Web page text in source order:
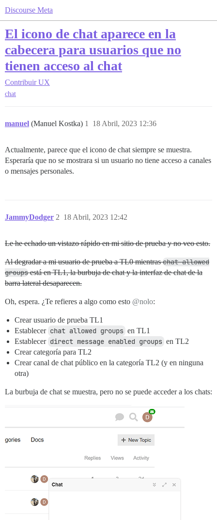
Discourse Meta
El icono de chat aparece en la
cabecera para usuarios que no
tienen acceso al chat
Contribuir UX
chat
manuel (Manuel Kostka) 18 Abril, 2023 12:36
1
Actualmente, parece que el icono de chat siempre se muestra.
Esperaría que no se mostrara si un usuario no tiene acceso a canales
o mensajes personales.
JammyDodger 18 Abril, 2023 12:42
2
Le he echado un vistazo rápido en mi sitio de prueba y no veo esto.
Al degradar a mi usuario de prueba a TL0 mientraschat allowed
groupsestá en TL1, la burbuja de chat y la interfaz de chat de la
barra lateral desaparecen.
Oh, espera. ¿Te refieres a algo como esto @nolo:
Crear usuario de prueba TL1
Establecer chat allowed groups en TL1
Establecer direct message enabled groups en TL2
Crear categoría para TL2
Crear canal de chat público en la categoría TL2 (y en ninguna
otra)
La burbuja de chat se muestra, pero no se puede acceder a los chats: